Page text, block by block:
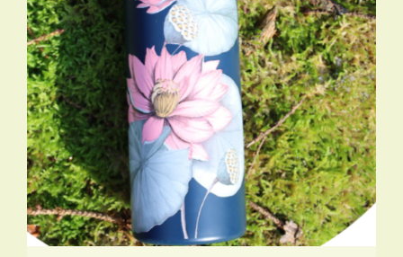
TOEVOEGEN AAN WINKELWAGEN
/
DETAILS